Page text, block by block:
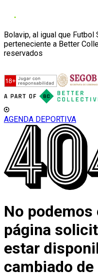
Bolavip, al igual que Futbol
perteneciente a Better
reservados
AGENDA DEPORTIVA
No
página
estar
cambiado de